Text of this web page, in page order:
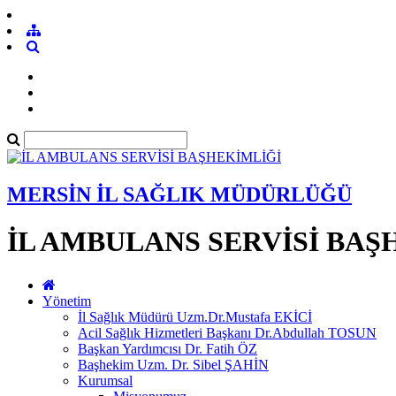
MERSİN İL SAĞLIK MÜDÜRLÜĞÜ
İL AMBULANS SERVİSİ
Yönetim
İl Sağlık Müdürü Uzm.Dr.Mustafa EKİCİ
Acil Sağlık Hizmetleri Başkanı Dr.Abdullah TOSUN
Başkan Yardımcısı Dr. Fatih ÖZ
Başhekim Uzm. Dr. Sibel ŞAHİN
Kurumsal